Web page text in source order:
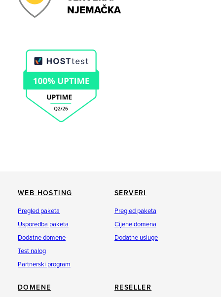
NJEMAČKA
WEB HOSTING
Pregled paketa
Usporedba paketa
Dodatne domene
Test nalog
Partnerski program
SERVERI
Pregled paketa
Cijene domena
Dodatne usluge
DOMENE RESELLER